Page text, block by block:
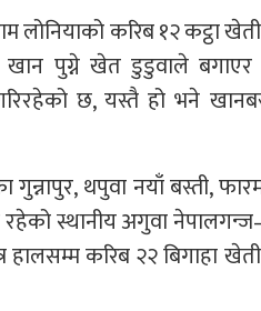
करिब १२ कट्ठा
पुग्ने खेत डुडुवाले बगाएर
छ, यस्तै हो भने
थपुवा नयाँ बस्ती,
रहेको स्थानीय अगुवा
हालसम्म करिब २२ बिगाहा